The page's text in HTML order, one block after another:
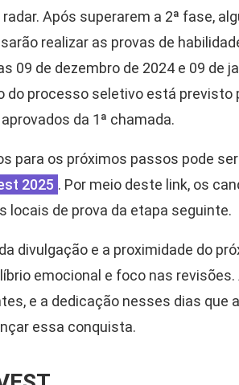
Após superarem a 2ª fase,
realizar as provas de
09 de dezembro de 2024 e 09 de
do processo seletivo está previsto
da 1ª chamada.
para os próximos passos pode
2025 . Por meio deste link, os
locais de prova da etapa seguinte.
divulgação e a proximidade do
emocional e foco nas revisões.
e a dedicação nesses dias que
essa conquista.